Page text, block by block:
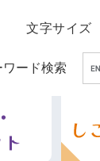
文字サイズ
ワード検索